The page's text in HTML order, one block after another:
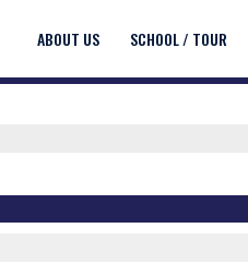
ABOUT US SCHOOL / TOUR